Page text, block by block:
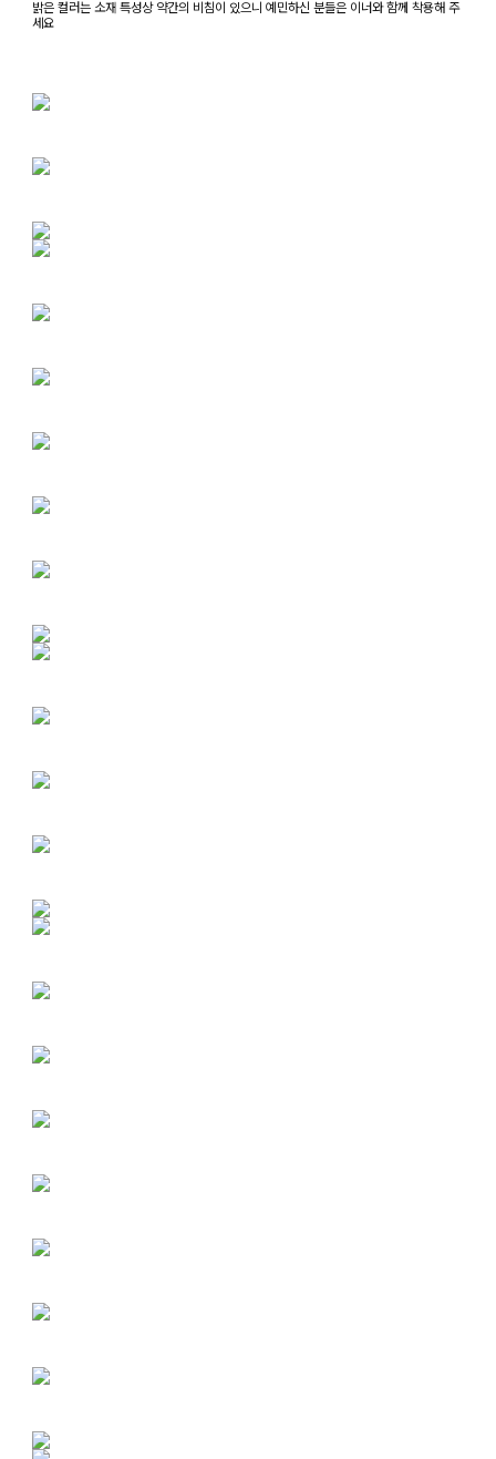
밝은 컬러는 소재 특성상 약간의 비침이 있으니 예민하신 분들은 이너와 함께 착용해 주
세요